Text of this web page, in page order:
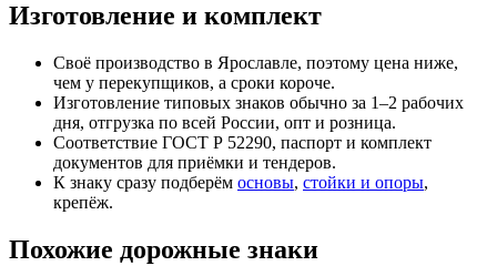
Изготовление и комплект
Своё производство в Ярославле, поэтому цена ниже,
чем у перекупщиков, а сроки короче.
Изготовление типовых знаков обычно за 1–2 рабочих
дня, отгрузка по всей России, опт и розница.
Соответствие ГОСТ Р 52290, паспорт и комплект
документов для приёмки и тендеров.
К знаку сразу подберём основы, стойки и опоры,
крепёж.
Похожие дорожные знаки